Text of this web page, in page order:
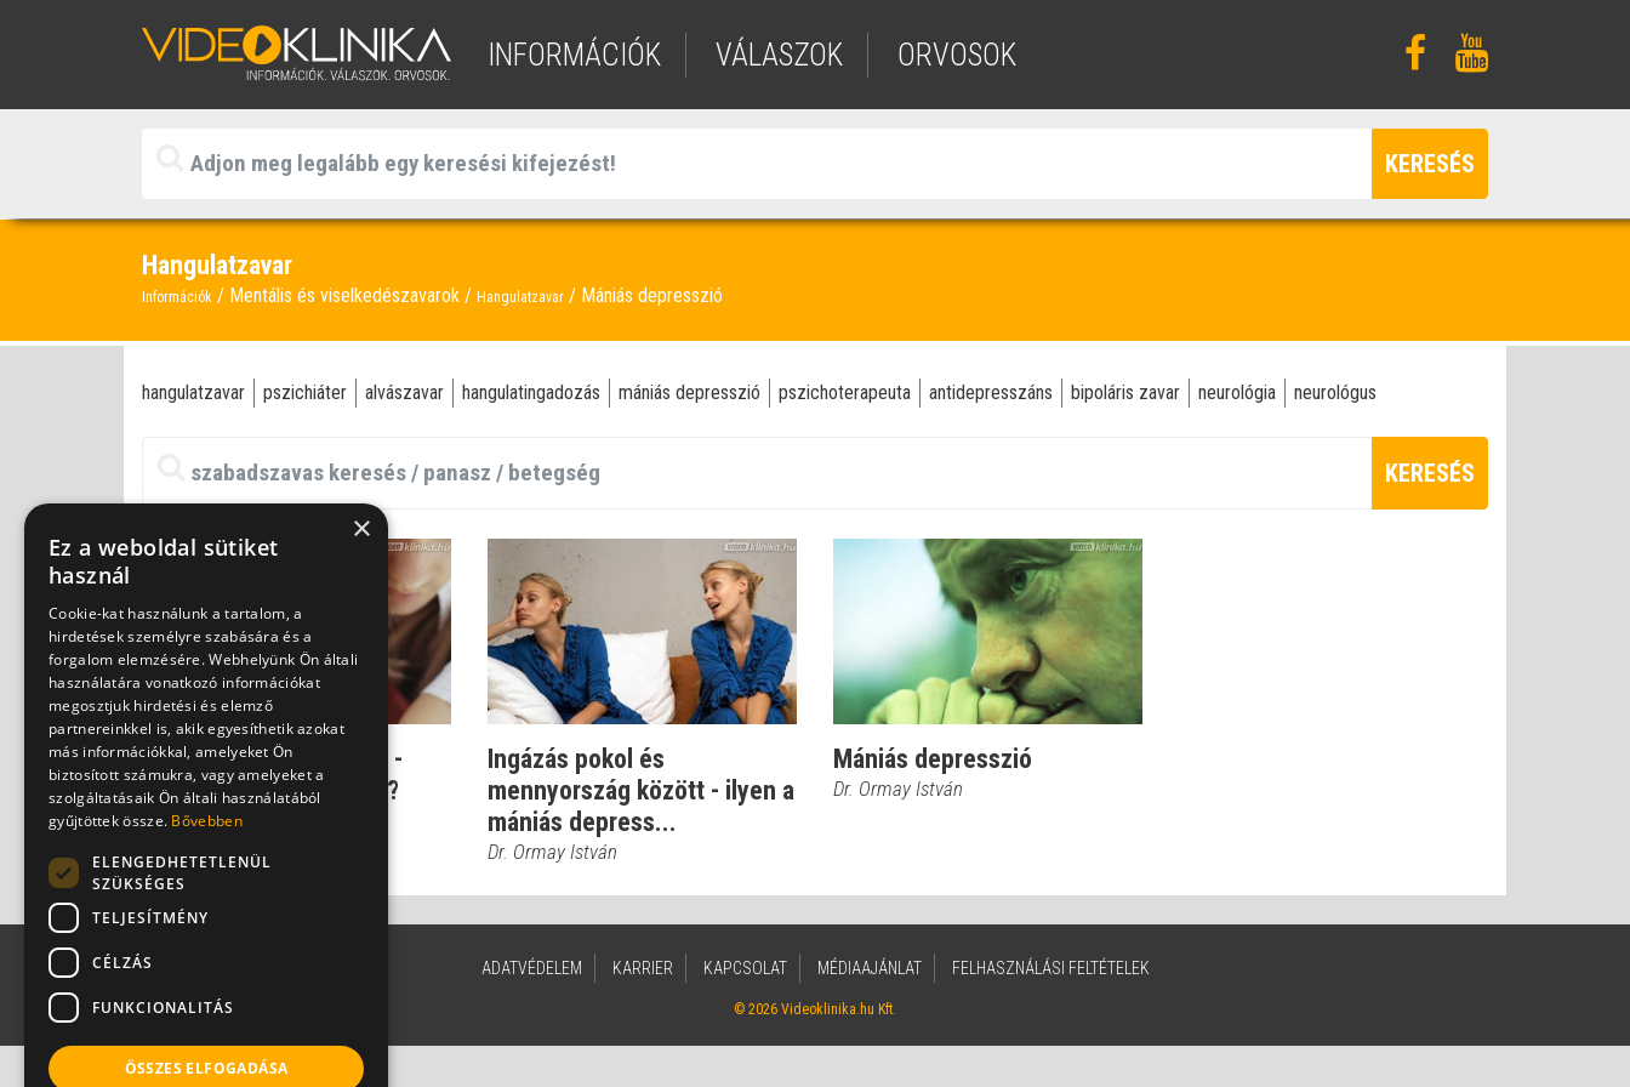
INFORMÁCIÓK VÁLASZOK ORVOSOK
KERESÉS
Hangulatzavar
Információk Mentális és viselkedészavarok Hangulatzavar Mániás depresszió
hangulatzavar pszichiáter alvászavar hangulatingadozás mániás depresszió pszichoterapeuta antidepresszáns bipoláris zavar neurológia neurológus
KERESÉS
Bipoláris hangulatzavar -
mennyire kell félni tőle?
Dr. Ormay István
Ingázás pokol és
mennyország között - ilyen a
mániás depress...
Dr. Ormay István
Mániás depresszió
Dr. Ormay István
ADATVÉDELEM KARRIER KAPCSOLAT MÉDIAAJÁNLAT FELHASZNÁLÁSI FELTÉTELEK
© 2026 Videoklinika.hu Kft.
×
Ez a weboldal sütiket
használ
Cookie-kat használunk a tartalom, a
hirdetések személyre szabására és a
forgalom elemzésére. Webhelyünk Ön általi
használatára vonatkozó információkat
megosztjuk hirdetési és elemző
partnereinkkel is, akik egyesíthetik azokat
más információkkal, amelyeket Ön
biztosított számukra, vagy amelyeket a
szolgáltatásaik Ön általi használatából
gyűjtöttek össze. Bővebben
ELENGEDHETETLENÜL
SZÜKSÉGES
TELJESÍTMÉNY
CÉLZÁS
FUNKCIONALITÁS
ÖSSZES ELFOGADÁSA